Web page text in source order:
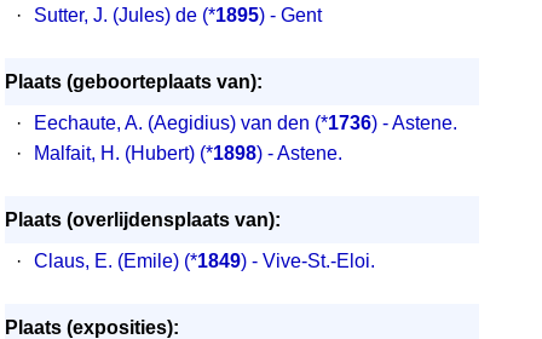
·
Sutter, J. (Jules) de (*1895) - Gent
Plaats (geboorteplaats van):
·
Eechaute, A. (Aegidius) van den (*1736) - Astene.
·
Malfait, H. (Hubert) (*1898) - Astene.
Plaats (overlijdensplaats van):
·
Claus, E. (Emile) (*1849) - Vive-St.-Eloi.
Plaats (exposities):